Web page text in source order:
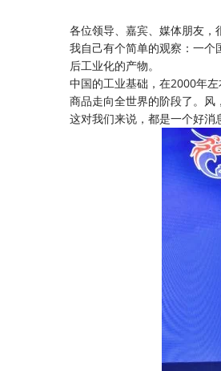
各位领导、嘉宾、媒体朋友，
我自己有个简单的观察：一
后工业化的产物。
中国的工业基础，在2000年
商品走向全世界的阶段了。风
这对我们来说，都是一个好消